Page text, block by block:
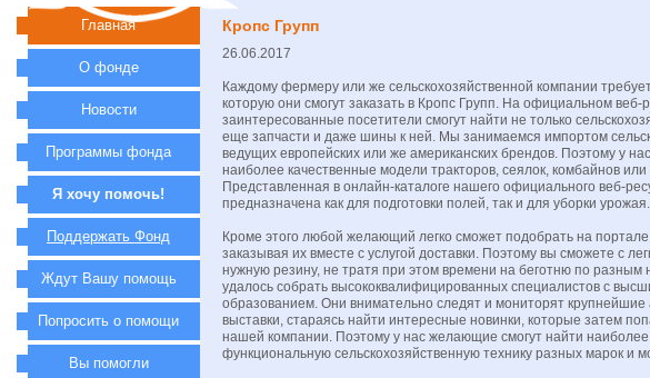
Кропс Групп
26.06.2017
Каждому фермеру или же сельскохозяйственной компании
которую они смогут заказать в Кропс Групп. На официальном
заинтересованные посетители смогут найти не только
еще запчасти и даже шины к ней. Мы занимаемся импортом
ведущих европейских или же американских брендов. Поэтому у
наиболее качественные модели тракторов, сеялок, комбайнов или
Представленная в онлайн-каталоге нашего официального веб-
предназначена как для подготовки полей, так и для уборки урожая.
Кроме этого любой желающий легко сможет подобрать на
заказывая их вместе с услугой доставки. Поэтому вы сможете с
нужную резину, не тратя при этом времени на беготню по
удалось собрать высококвалифицированных специалистов с
образованием. Они внимательно следят и мониторят
выставки, стараясь найти интересные новинки, которые затем
нашей компании. Поэтому у нас желающие смогут найти
функциональную сельскохозяйственную технику разных марок и
Главная
О фонде
Новости
Программы фонда
Я хочу помочь!
Поддержать Фонд
Ждут Вашу помощь
Попросить о помощи
Вы помогли